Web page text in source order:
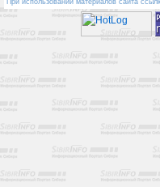
При использовании материалов сайта